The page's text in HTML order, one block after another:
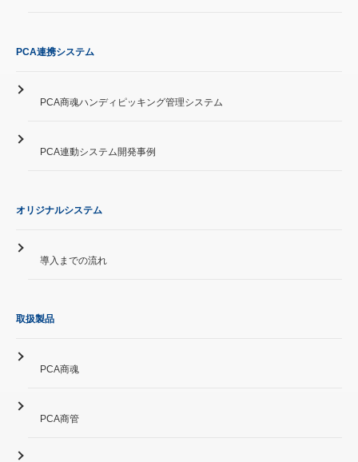
PCA連携システム
PCA商魂ハンディピッキング管理システム
PCA連動システム開発事例
オリジナルシステム
導入までの流れ
取扱製品
PCA商魂
PCA商管